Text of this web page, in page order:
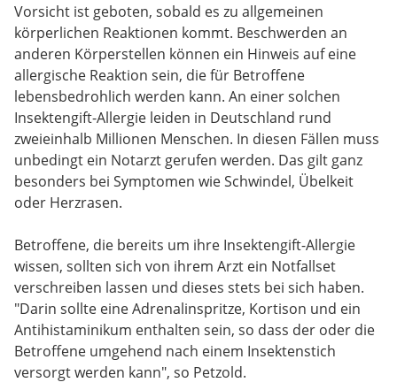
Vorsicht ist geboten, sobald es zu allgemeinen
körperlichen Reaktionen kommt. Beschwerden an
anderen Körperstellen können ein Hinweis auf eine
allergische Reaktion sein, die für Betroffene
lebensbedrohlich werden kann. An einer solchen
Insektengift-Allergie leiden in Deutschland rund
zweieinhalb Millionen Menschen. In diesen Fällen muss
unbedingt ein Notarzt gerufen werden. Das gilt ganz
besonders bei Symptomen wie Schwindel, Übelkeit
oder Herzrasen.
Betroffene, die bereits um ihre Insektengift-Allergie
wissen, sollten sich von ihrem Arzt ein Notfallset
verschreiben lassen und dieses stets bei sich haben.
"Darin sollte eine Adrenalinspritze, Kortison und ein
Antihistaminikum enthalten sein, so dass der oder die
Betroffene umgehend nach einem Insektenstich
versorgt werden kann", so Petzold.